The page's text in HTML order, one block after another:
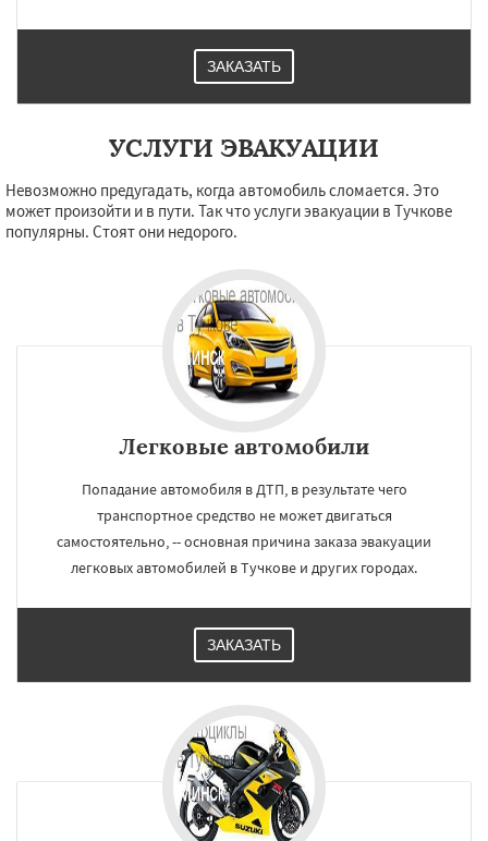
ЗАКАЗАТЬ
УСЛУГИ ЭВАКУАЦИИ
Невозможно предугадать, когда автомобиль сломается. Это
может произойти и в пути. Так что услуги эвакуации в Тучкове
популярны. Стоят они недорого.
Легковые автомобили
Попадание автомобиля в ДТП, в результате чего
транспортное средство не может двигаться
самостоятельно, -- основная причина заказа эвакуации
легковых автомобилей в Тучкове и других городах.
ЗАКАЗАТЬ